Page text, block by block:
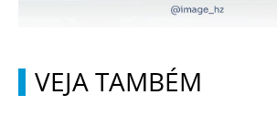
VEJA TAMBÉM